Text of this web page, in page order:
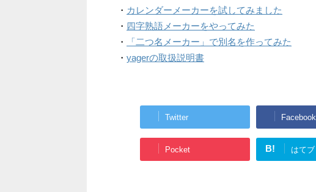
・ カレンダーメーカーを試してみました
・ 四字熟語メーカーをやってみた
・
「二つ名メーカー」で別名を作ってみた
・ yagerの取扱説明書
Twitter Facebook
Pocket B! はてブ